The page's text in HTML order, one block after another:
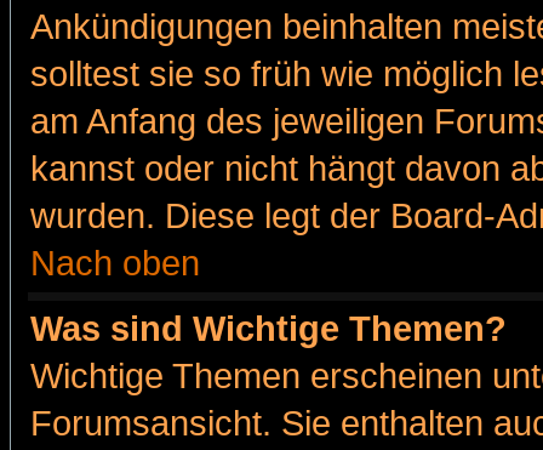
Ankündigungen beinhalten
solltest sie so früh wie möglich
am Anfang des jeweiligen
kannst oder nicht hängt davon
wurden. Diese legt der Board-
Nach oben
Was sind Wichtige Themen?
Wichtige Themen erscheinen
Forumsansicht. Sie enthalten